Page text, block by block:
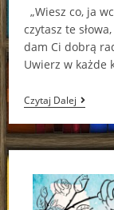
„Wiesz co, ja
czytasz te
dam Ci dobrą
Uwierz w każde
Czytaj Dalej„Złodziej
Pioruna”
–
Rick